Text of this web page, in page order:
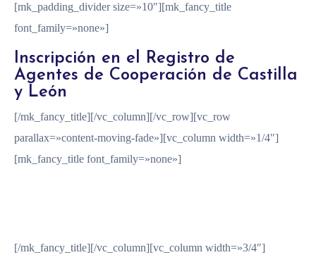
[mk_padding_divider size=»10″][mk_fancy_title
font_family=»none»]
Inscripción en el Registro de
Agentes de Cooperación de Castilla
y León
[/mk_fancy_title][/vc_column][/vc_row][vc_row
parallax=»content-moving-fade»][vc_column width=»1/4″]
[mk_fancy_title font_family=»none»]
[/mk_fancy_title][/vc_column][vc_column width=»3/4″]